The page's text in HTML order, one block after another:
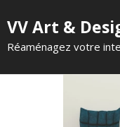
VV Art &
Réaménagez votre